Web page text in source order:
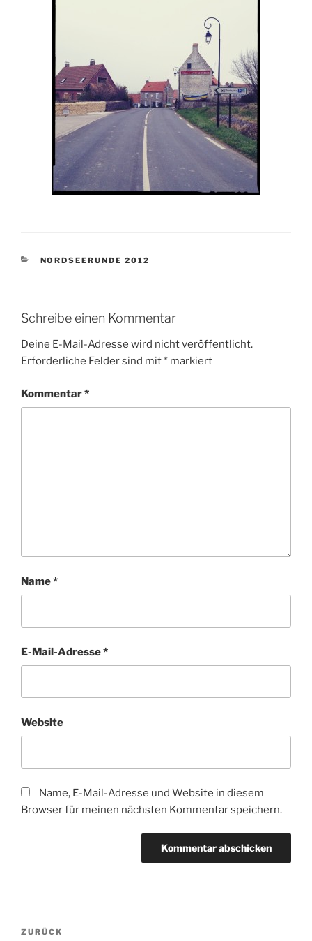
KATEGORIEN
NORDSEERUNDE 2012
Schreibe einen Kommentar
Deine E-Mail-Adresse wird nicht veröffentlicht.
Erforderliche Felder sind mit* markiert
Kommentar*
Name*
E-Mail-Adresse*
Website
Name, E-Mail-Adresse und Website in diesem
Browser für meinen nächsten Kommentar speichern.
Beitragsnavigation
Vorheriger
ZURÜCK